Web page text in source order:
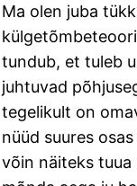
Ma olen juba
tundub, et tuleb
juhtuvad
tegelikult on
nüüd suures
võin näiteks tuua